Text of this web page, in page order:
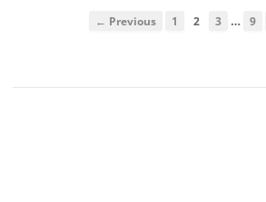
← Previous 1 2 3 … 9